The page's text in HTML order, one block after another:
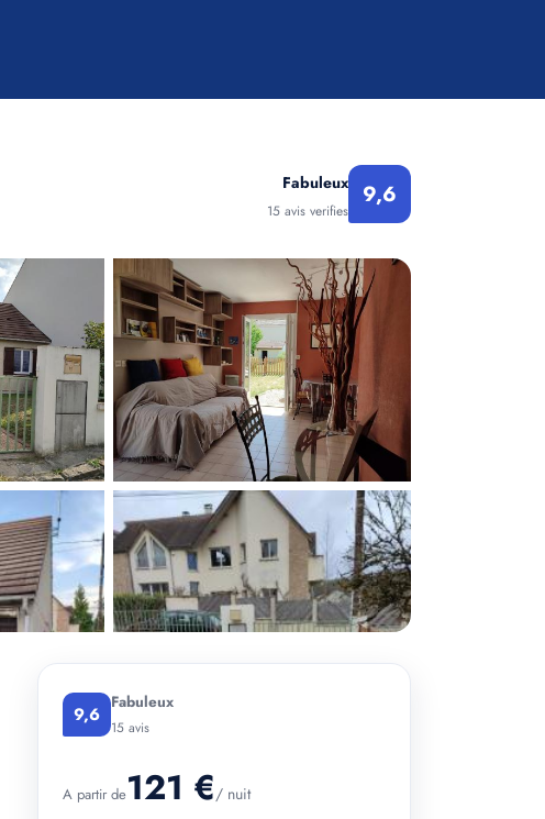
Fabuleux
15 avis verifies
9,6
9,6 Fabuleux
15 avis
A partir de121 €/ nuit